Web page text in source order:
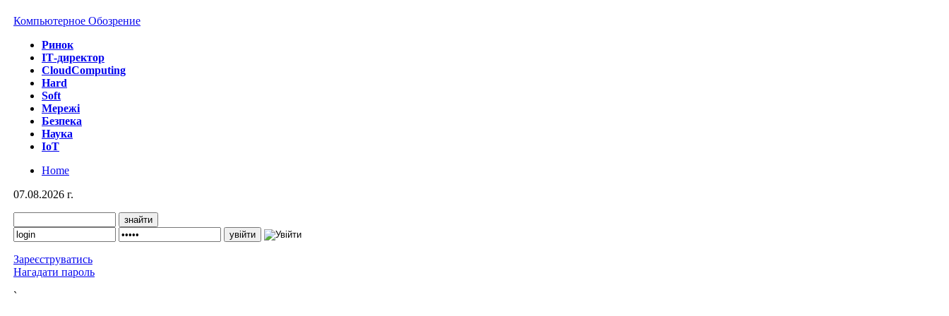
Компьютерное Обозрение
Ринок
IТ-директор
CloudComputing
Hard
Soft
Мережі
Безпека
Наука
IoT
Home
07.08.2026 г.
Зареєструватись
Нагадати пароль
`